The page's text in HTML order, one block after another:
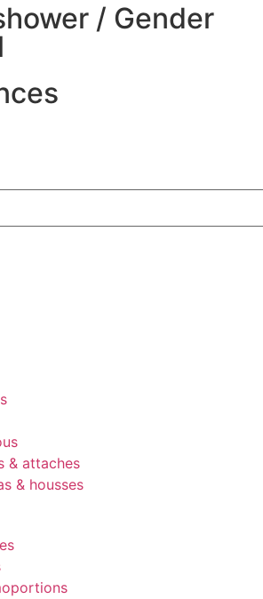
/ Gender
& attaches
& housses